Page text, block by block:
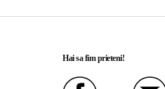
Hai sa fim prieteni!